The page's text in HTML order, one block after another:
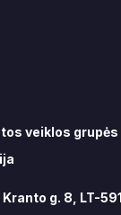
veiklos grupės
Kranto g. 8, LT-